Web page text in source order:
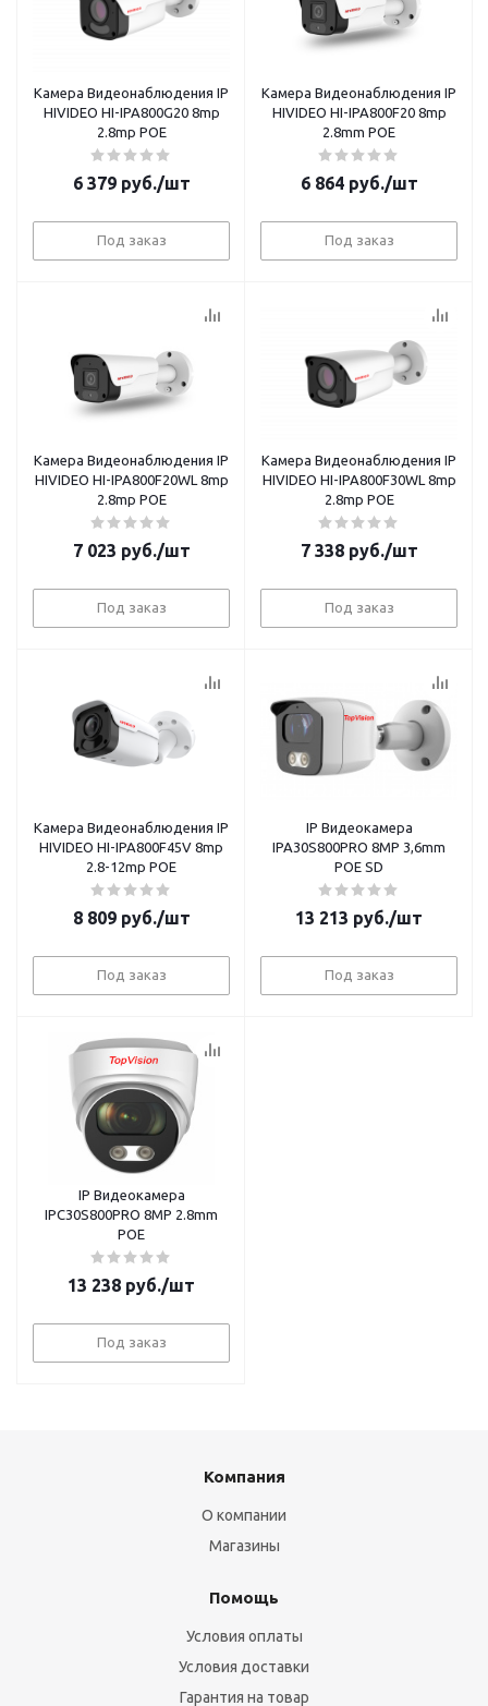
Камера Видеонаблюдения IP
HIVIDEO HI-IPA800G20 8mp
2.8mp POE
6 379руб./шт
Под заказ
Камера Видеонаблюдения IP
HIVIDEO HI-IPA800F20 8mp
2.8mm POE
6 864руб./шт
Под заказ
Камера Видеонаблюдения IP
HIVIDEO HI-IPA800F20WL 8mp
2.8mp POE
7 023 руб./шт
Под заказ
Камера Видеонаблюдения IP
HIVIDEO HI-IPA800F30WL 8mp
2.8mp POE
7 338руб./шт
Под заказ
Камера Видеонаблюдения IP
HIVIDEO HI-IPA800F45V 8mp
2.8-12mp POE
8 809руб./шт
Под заказ
IP Видеокамера
IPA30S800PRO 8MP 3,6mm
POE SD
13 213 руб./шт
Под заказ
IP Видеокамера
IPC30S800PRO 8MP 2.8mm
POE
13 238 руб./шт
Под заказ
Компания
О компании
Магазины
Помощь
Условия оплаты
Условия доставки
Гарантия на товар